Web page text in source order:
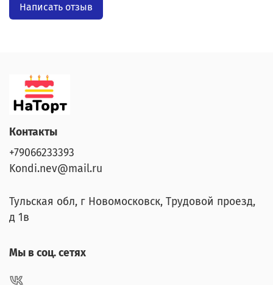
Написать отзыв
Контакты
+79066233393
Kondi.nev@mail.ru
Тульская обл, г Новомосковск, Трудовой проезд,
д 1в
Мы в соц. сетях